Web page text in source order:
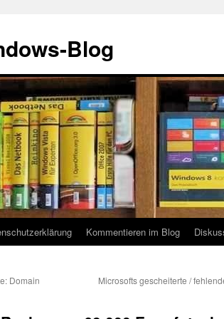
Blog
Kommentieren im Blog
Domain
Microsofts gescheiterte /